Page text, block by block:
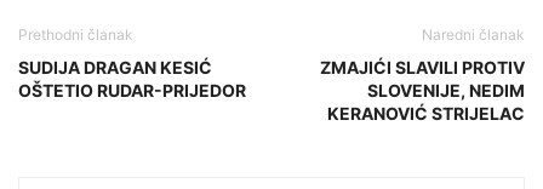
Prethodni članak
SUDIJA DRAGAN KESIĆ
OŠTETIO RUDAR-PRIJEDOR
Naredni članak
ZMAJIĆI SLAVILI PROTIV
SLOVENIJE, NEDIM
KERANOVIĆ STRIJELAC